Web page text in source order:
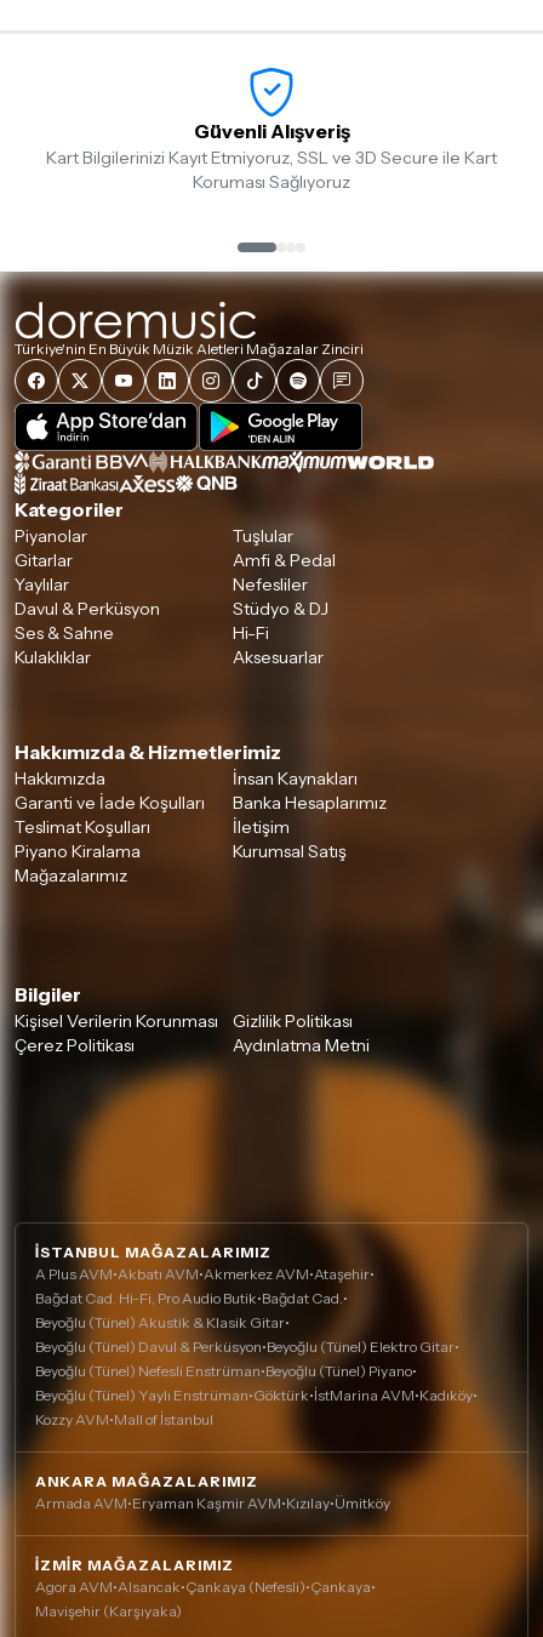
Güvenli Alışveriş
Kart Bilgilerinizi Kayıt Etmiyoruz, SSL ve 3D Secure ile Kart
Koruması Sağlıyoruz
Türkiye'nin En Büyük Müzik Aletleri Mağazalar Zinciri
Kategoriler
Piyanolar
Tuşlular
Gitarlar
Amfi & Pedal
Yaylılar
Nefesliler
Davul & Perküsyon
Stüdyo & DJ
Ses & Sahne
Hi-Fi
Kulaklıklar
Aksesuarlar
Hakkımızda & Hizmetlerimiz
Hakkımızda
İnsan Kaynakları
Garanti ve İade Koşulları
Banka Hesaplarımız
Teslimat Koşulları
İletişim
Piyano Kiralama
Kurumsal Satış
Mağazalarımız
Bilgiler
Kişisel Verilerin Korunması
Gizlilik Politikası
Çerez Politikası
Aydınlatma Metni
İSTANBUL MAĞAZALARIMIZ
A Plus AVM•Akbatı AVM•Akmerkez AVM•Ataşehir•
Bağdat Cad. Hi-Fi, Pro Audio Butik•Bağdat Cad.•
Beyoğlu (Tünel) Akustik & Klasik Gitar•
Beyoğlu (Tünel) Davul & Perküsyon•Beyoğlu (Tünel) Elektro Gitar•
Beyoğlu (Tünel) Nefesli Enstrüman•Beyoğlu (Tünel) Piyano•
Beyoğlu (Tünel) Yaylı Enstrüman•Göktürk•İstMarina AVM•Kadıköy•
Kozzy AVM•Mall of İstanbul
ANKARA MAĞAZALARIMIZ
Armada AVM•Eryaman Kaşmir AVM•Kızılay•Ümitköy
İZMIR MAĞAZALARIMIZ
Agora AVM•Alsancak•Çankaya (Nefesli)•Çankaya•
Mavişehir (Karşıyaka)